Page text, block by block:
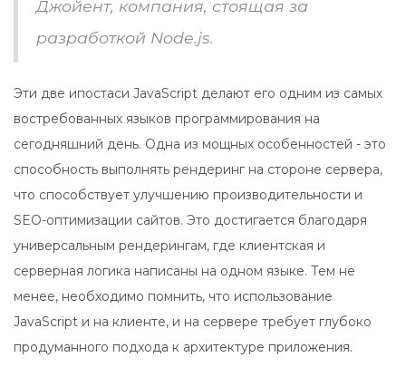
Джойент, компания, стоящая за
разработкой Node.js.
Эти две ипостаси JavaScript делают его одним из самых
востребованных языков программирования на
сегодняшний день. Одна из мощных особенностей - это
способность выполнять рендеринг на стороне сервера,
что способствует улучшению производительности и
SEO-оптимизации сайтов. Это достигается благодаря
универсальным рендерингам, где клиентская и
серверная логика написаны на одном языке. Тем не
менее, необходимо помнить, что использование
JavaScript и на клиенте, и на сервере требует глубоко
продуманного подхода к архитектуре приложения.